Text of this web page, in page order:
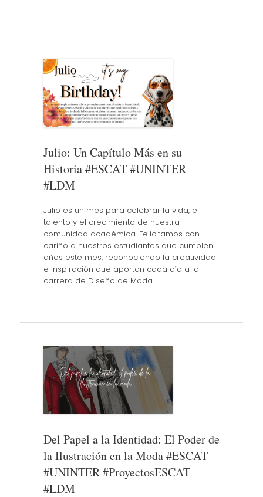
Julio: Un Capítulo Más en su
Historia #ESCAT #UNINTER
#LDM
Julio es un mes para celebrar la vida, el
talento y el crecimiento de nuestra
comunidad académica. Felicitamos con
cariño a nuestros estudiantes que cumplen
años este mes, reconociendo la creatividad
e inspiración que aportan cada día a la
carrera de Diseño de Moda.
Del Papel a la Identidad: El Poder de
la Ilustración en la Moda #ESCAT
#UNINTER #ProyectosESCAT
#LDM